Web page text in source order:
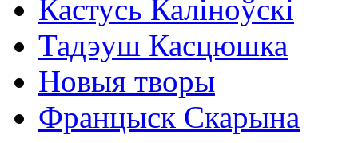
Кастусь Каліноўскі
Тадэуш Касцюшка
Новыя творы
Францыск Скарына